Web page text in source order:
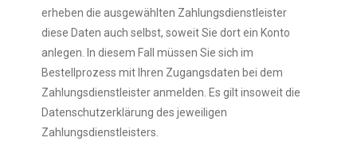
erheben die ausgewählten Zahlungsdienstleister
diese Daten auch selbst, soweit Sie dort ein Konto
anlegen. In diesem Fall müssen Sie sich im
Bestellprozess mit Ihren Zugangsdaten bei dem
Zahlungsdienstleister anmelden. Es gilt insoweit die
Datenschutzerklärung des jeweiligen
Zahlungsdienstleisters.